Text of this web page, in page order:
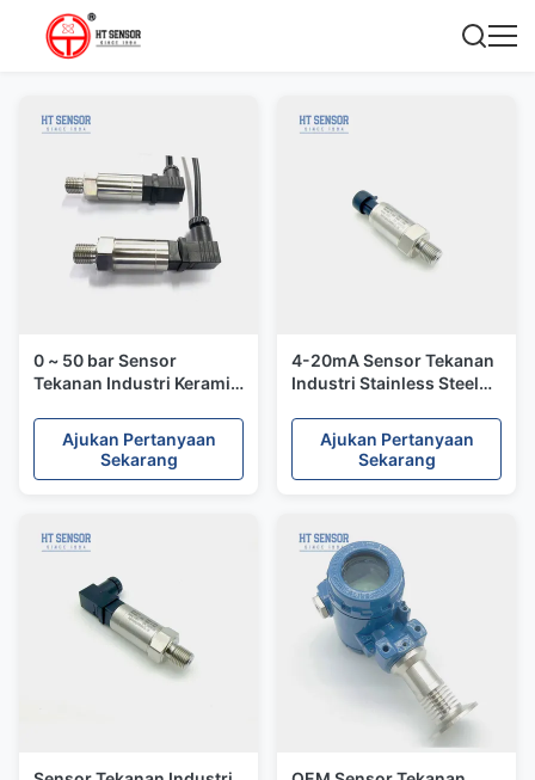
0 ~ 50 bar Sensor
Tekanan Industri Keramik
Tekanan Baja
Ajukan Pertanyaan
Sekarang
4-20mA Sensor Tekanan
Industri Stainless Steel
Udara Sistem hidrolik
Ajukan Pertanyaan
Sekarang